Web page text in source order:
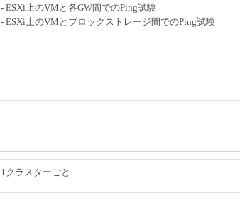
- ESXi上のVMと各GW間でのPing試験
- ESXi上のVMとブロックストレージ間でのPing試験
1クラスターごと